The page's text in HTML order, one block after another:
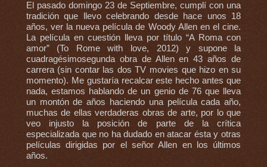
El pasado domingo 23 de Septiembre, cumplí con una
tradición que llevo celebrando desde hace unos 18
años, ver la nueva película de Woody Allen en el cine.
La película en cuestión lleva por título “A Roma con
amor” (To Rome with love, 2012) y supone la
cuadragésimosegunda obra de Allen en 43 años de
carrera (sin contar las dos TV movies que hizo en su
momento). Me gustaría recalcar este hecho antes que
nada, estamos hablando de un genio de 76 que lleva
un montón de años haciendo una película cada año,
muchas de ellas verdaderas obras de arte, por lo que
veo injusto la posición de parte de la crítica
especializada que no ha dudado en atacar ésta y otras
películas dirigidas por el señor Allen en los últimos
años.